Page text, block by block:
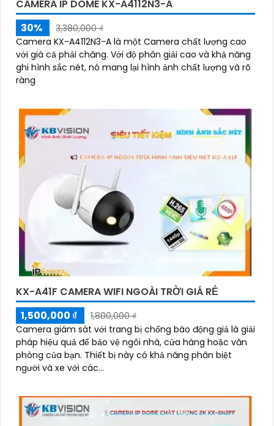
CAMERA IP DOME KX-A4112N3-A
30%
3,380,000 ₫
Camera KX-A4112N3-A là một Camera chất lượng cao
với giá cả phải chăng. Với độ phân giải cao và khả năng
ghi hình sắc nét, nó mang lại hình ảnh chất lượng và rõ
ràng
KX-A41F CAMERA WIFI NGOÀI TRỜI GIÁ RẺ
1,500,000 ₫
1,800,000 ₫
Camera giám sát với trang bị chống báo động giả là giải
pháp hiệu quả để bảo vệ ngôi nhà, cửa hàng hoặc văn
phòng của bạn. Thiết bị này có khả năng phân biệt
người và xe với các...